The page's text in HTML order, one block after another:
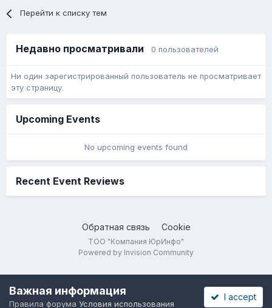
Перейти к списку тем
Недавно просматривали 0 пользователей
Ни один зарегистрированный пользователь не просматривает
эту страницу.
Upcoming Events
No upcoming events found
Recent Event Reviews
Обратная связь Cookie
ТОО "Компания ЮрИнфо"
Powered by Invision Community
Важная информация
Правила форума Условия использования
I accept